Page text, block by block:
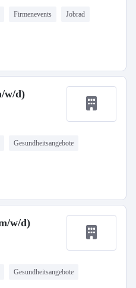
Firmenevents Jobrad
w/d)
Gesundheitsangebote
w/d)
Gesundheitsangebote